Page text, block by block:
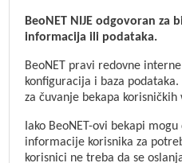
BeoNET NIJE odgovoran
informacija ili podataka.
BeoNET pravi redovne
konfiguracija i baza
za čuvanje bekapa korisničkih
Iako BeoNET-ovi bekapi
informacije korisnika za
korisnici ne treba da se